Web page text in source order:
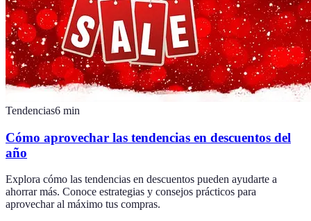
Tendencias6 min
Cómo aprovechar las tendencias en descuentos del
año
Explora cómo las tendencias en descuentos pueden ayudarte a
ahorrar más. Conoce estrategias y consejos prácticos para
aprovechar al máximo tus compras.